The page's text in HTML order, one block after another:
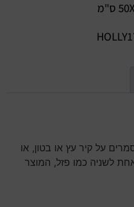
על קיר עץ או בטון, או
לשניה כמו פזל, המוצר